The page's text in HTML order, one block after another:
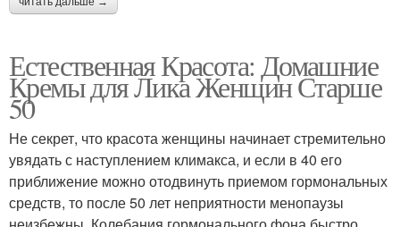
Естественная Красота: Домашние
Кремы для Лика Женщин Старше
50
Не секрет, что красота женщины начинает стремительно
увядать с наступлением климакса, и если в 40 его
приближение можно отодвинуть приемом гормональных
средств, то после 50 лет неприятности менопаузы